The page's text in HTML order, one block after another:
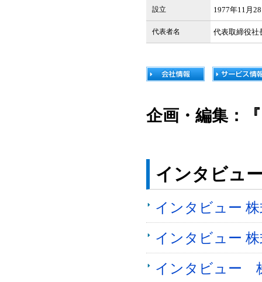
設立 1977年11月
代表者名 代表取締役
企画・編集：
インタビュ
インタビュー
インタビュー
インタビュー